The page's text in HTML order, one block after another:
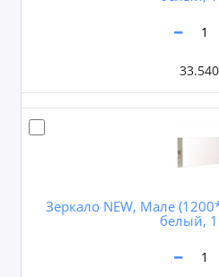
Зеркало NEW, Мале
белый,